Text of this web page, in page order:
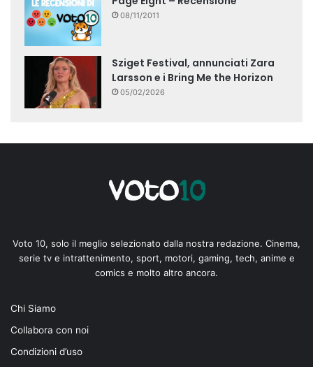
08/11/2011
Sziget Festival, annunciati Zara
Larsson e i Bring Me the Horizon
05/02/2026
Voto 10, solo il meglio selezionato dalla nostra redazione. Cinema,
serie tv e intrattenimento, sport, motori, gaming, tech, anime e
comics e molto altro ancora.
Chi Siamo
Collabora con noi
Condizioni d’uso